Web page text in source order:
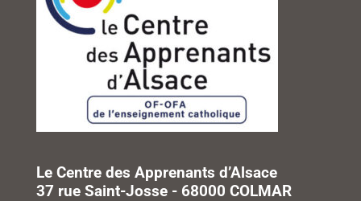
Le Centre des Apprenants d’Alsace
37 rue Saint-Josse - 68000 COLMAR